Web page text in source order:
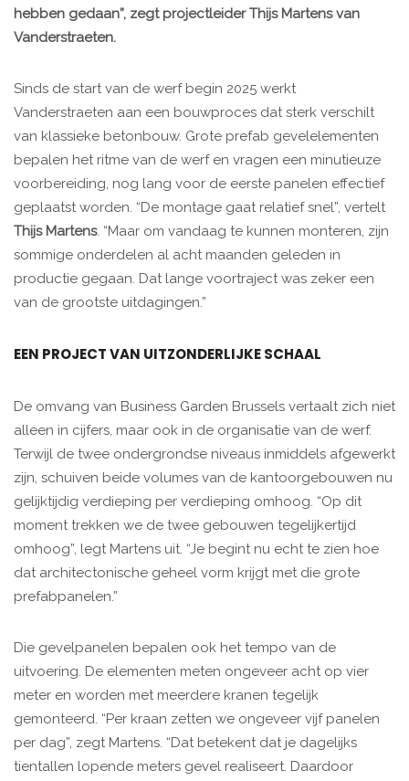
hebben gedaan”, zegt projectleider Thijs Martens van
Vanderstraeten.
Sinds de start van de werf begin 2025 werkt
Vanderstraeten aan een bouwproces dat sterk verschilt
van klassieke betonbouw. Grote prefab gevelelementen
bepalen het ritme van de werf en vragen een minutieuze
voorbereiding, nog lang voor de eerste panelen effectief
geplaatst worden. “De montage gaat relatief snel”, vertelt
Thijs Martens. “Maar om vandaag te kunnen monteren, zijn
sommige onderdelen al acht maanden geleden in
productie gegaan. Dat lange voortraject was zeker een
van de grootste uitdagingen.”
EEN PROJECT VAN UITZONDERLIJKE SCHAAL
De omvang van Business Garden Brussels vertaalt zich niet
alleen in cijfers, maar ook in de organisatie van de werf.
Terwijl de twee ondergrondse niveaus inmiddels afgewerkt
zijn, schuiven beide volumes van de kantoorgebouwen nu
gelijktijdig verdieping per verdieping omhoog. “Op dit
moment trekken we de twee gebouwen tegelijkertijd
omhoog”, legt Martens uit. “Je begint nu echt te zien hoe
dat architectonische geheel vorm krijgt met die grote
prefabpanelen.”
Die gevelpanelen bepalen ook het tempo van de
uitvoering. De elementen meten ongeveer acht op vier
meter en worden met meerdere kranen tegelijk
gemonteerd. “Per kraan zetten we ongeveer vijf panelen
per dag”, zegt Martens. “Dat betekent dat je dagelijks
tientallen lopende meters gevel realiseert. Daardoor